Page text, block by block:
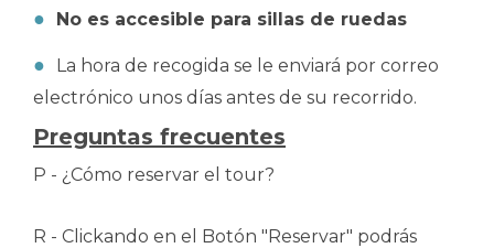
No es accesible para sillas de ruedas
La hora de recogida se le enviará por correo
electrónico unos días antes de su recorrido.
Preguntas frecuentes
P - ¿Cómo reservar el tour?
R - Clickando en el Botón "Reservar" podrás